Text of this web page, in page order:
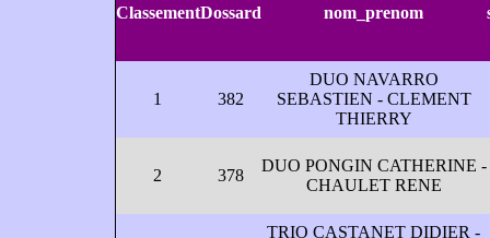
ClassementDossard nom_prenom
1 382
DUO NAVARRO
SEBASTIEN - CLEMENT
THIERRY
2 378
DUO PONGIN CATHERINE -
CHAULET RENE
TRIO CASTANET DIDIER -